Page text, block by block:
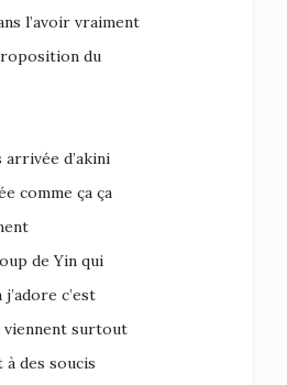
l’avoir vraiment
du
d’akini
comme ça ça
de Yin qui
c’est
viennent surtout
des soucis